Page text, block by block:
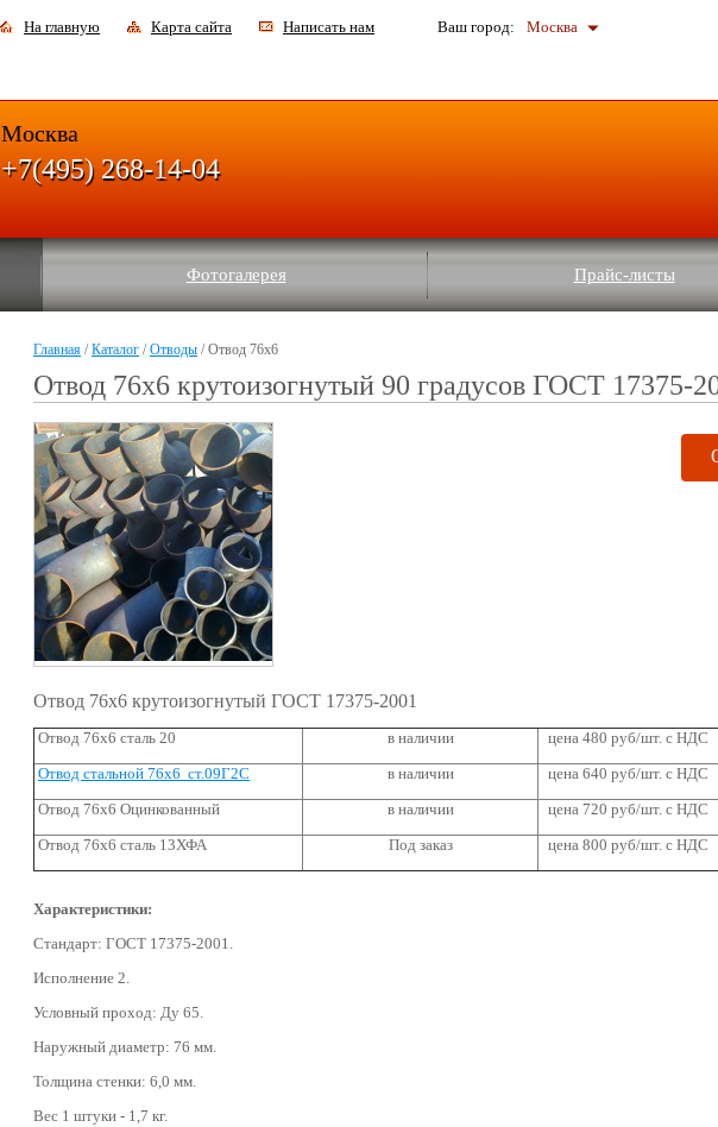
На главную Карта сайта Написать нам Ваш город: Москва
Фотогалерея Прайс-листы
Москва
+7(495) 268-14-04
Главная /Каталог /Отводы / Отвод 76х6
Отвод 76х6 крутоизогнутый 90 градусов ГОСТ 17375-
Отвод 76х6 крутоизогнутый ГОСТ 17375-2001
Отвод 76х6 сталь 20 в наличии цена 480 руб/шт. с НДС
Отвод стальной 76х6 ст.09Г2С
в наличии цена 640 руб/шт. с НДС
Отвод 76х6 Оцинкованный
в наличии цена 720 руб/шт. с НДС
Отвод 76х6 сталь 13ХФА
Под заказ цена 800 руб/шт. с НДС
Характеристики:
Стандарт: ГОСТ 17375-2001.
Исполнение 2.
Условный проход: Ду 65.
Наружный диаметр: 76 мм.
Толщина стенки: 6,0 мм.
Вес 1 штуки - 1,7 кг.